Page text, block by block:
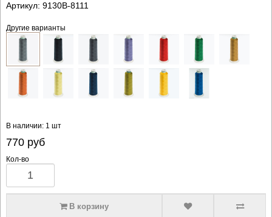
Артикул: 9130B-8111
Другие варианты
В наличии: 1 шт
770руб
Кол-во
В корзину